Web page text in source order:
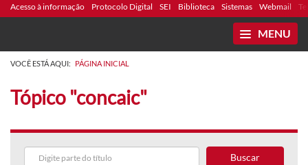
Acesso à informação Protocolo Digital SEI Biblioteca Sistemas Webmail
MENU
VOCÊ ESTÁ AQUI: PÁGINA INICIAL
Tópico "concaic"
Buscar